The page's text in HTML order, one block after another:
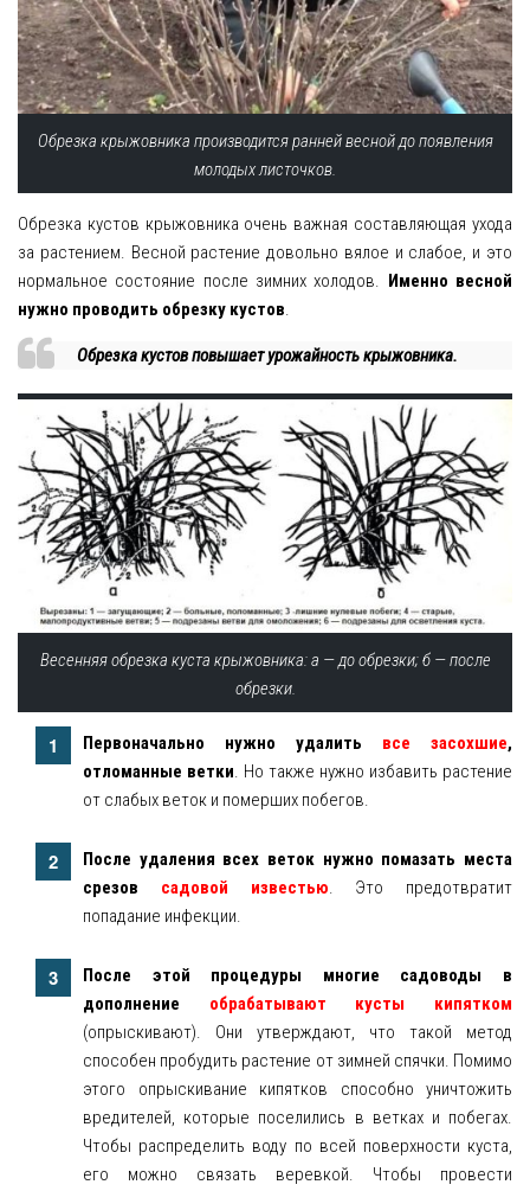
Обрезка крыжовника производится ранней весной до появления
молодых листочков.
Обрезка кустов крыжовника очень важная составляющая ухода
за растением. Весной растение довольно вялое и слабое, и это
нормальное состояние после зимних холодов. Именно весной
нужно проводить обрезку кустов.
Обрезка кустов повышает урожайность крыжовника.
Весенняя обрезка куста крыжовника: а — до обрезки; б — после
обрезки.
Первоначально нужно удалить все засохшие,
отломанные ветки. Но также нужно избавить растение
от слабых веток и померших побегов.
После удаления всех веток нужно помазать места
срезов садовой известью. Это предотвратит
попадание инфекции.
После этой процедуры многие садоводы в
дополнение обрабатывают кусты кипятком
(опрыскивают). Они утверждают, что такой метод
способен пробудить растение от зимней спячки. Помимо
этого опрыскивание кипятков способно уничтожить
вредителей, которые поселились в ветках и побегах.
Чтобы распределить воду по всей поверхности куста,
его можно связать веревкой. Чтобы провести